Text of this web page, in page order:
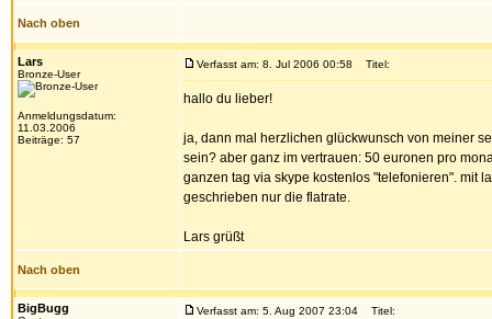
Nach oben
Lars
Bronze-User
Anmeldungsdatum:
11.03.2006
Beiträge: 57
Verfasst am: 8. Jul 2006 00:58 Titel:
hallo du lieber!
ja, dann mal herzlichen glückwunsch von meiner
sein? aber ganz im vertrauen: 50 euronen pro
ganzen tag via skype kostenlos "telefonieren". mit
geschrieben nur die flatrate.
Lars grüßt
Nach oben
BigBugg Verfasst am: 5. Aug 2007 23:04 Titel: